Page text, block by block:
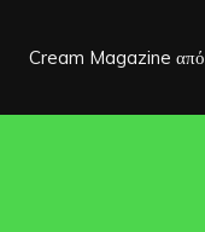
Cream Magazine από